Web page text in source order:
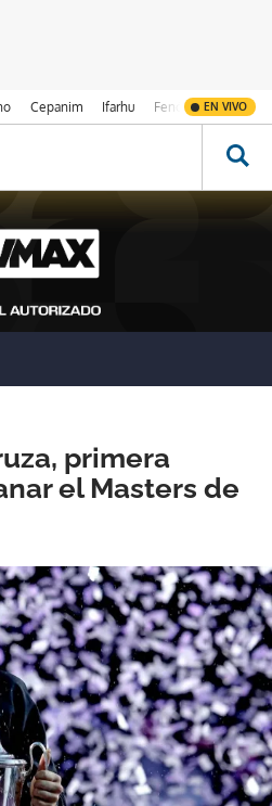
Cepanim Ifarhu Fenómeno de El
EN VIVO
primera
el Masters de